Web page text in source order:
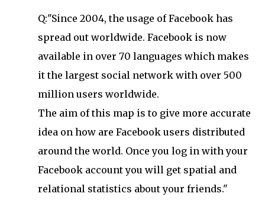
Q:"Since 2004, the usage of Facebook has
spread out worldwide. Facebook is now
available in over 70 languages which makes
it the largest social network with over 500
million users worldwide.
The aim of this map is to give more accurate
idea on how are Facebook users distributed
around the world. Once you log in with your
Facebook account you will get spatial and
relational statistics about your friends."